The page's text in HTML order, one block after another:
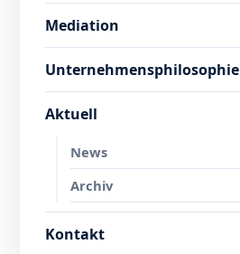
Mediation
Unternehmensphilosophie
Aktuell
News
Archiv
Kontakt